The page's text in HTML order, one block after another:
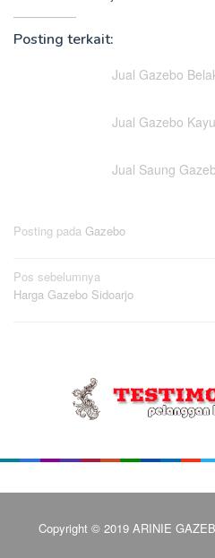
Posting terkait:
Jual Gazebo
Jual Gazebo
Jual Saung
Posting pada Gazebo
Navigasi
pos
Pos sebelumnya
Harga Gazebo Sidoarjo
Copyright © 2019 ARINIE